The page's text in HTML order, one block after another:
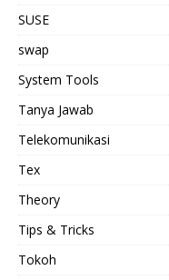
SUSE
swap
System Tools
Tanya Jawab
Telekomunikasi
Tex
Theory
Tips & Tricks
Tokoh